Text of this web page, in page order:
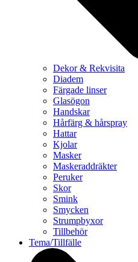
Dekor & Rekvisita
Diadem
Färgade linser
Glasögon
Handskar
Hårfärg & hårspray
Hattar
Kjolar
Masker
Maskeraddräkter
Peruker
Skor
Smink
Smycken
Strumpbyxor
Tillbehör
Tema/Tillfälle